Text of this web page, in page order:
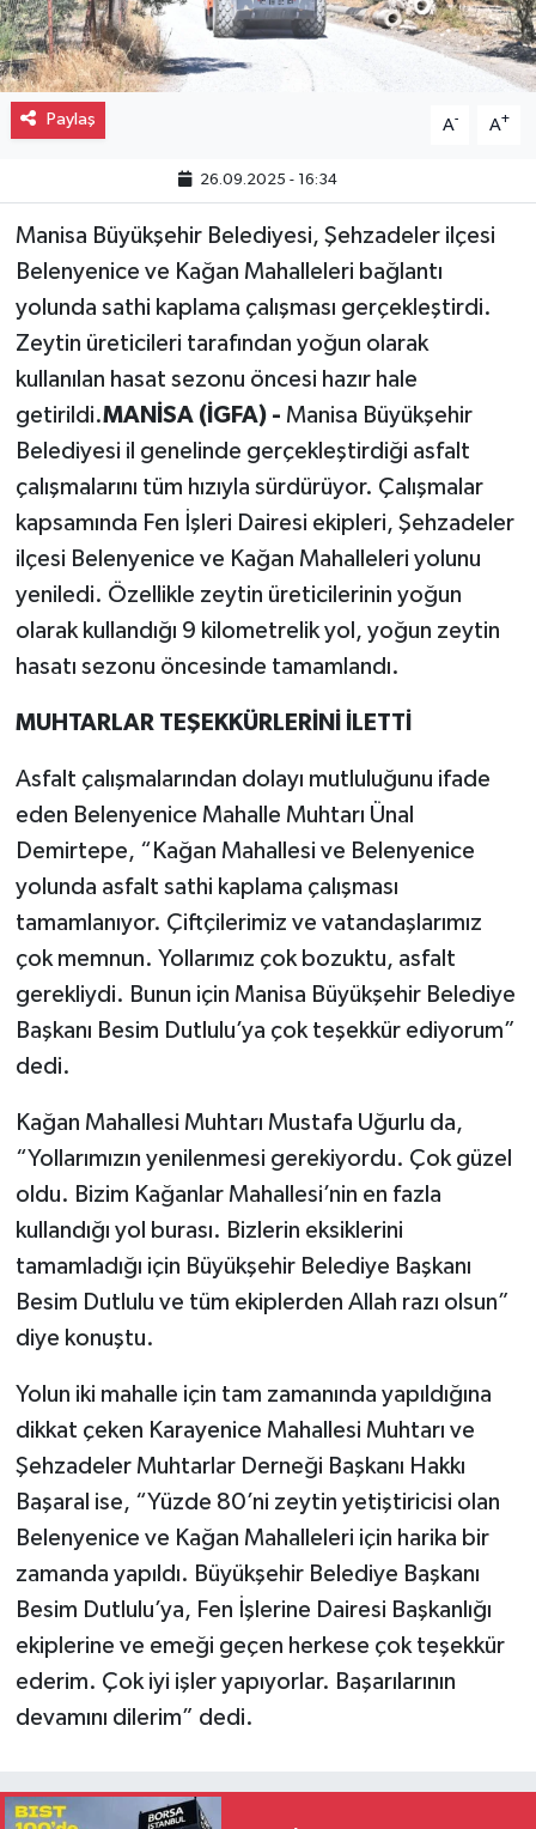
Paylaş A- A+
26.09.2025 - 16:34
Manisa Büyükşehir Belediyesi, Şehzadeler ilçesi
Belenyenice ve Kağan Mahalleleri bağlantı
yolunda sathi kaplama çalışması gerçekleştirdi.
Zeytin üreticileri tarafından yoğun olarak
kullanılan hasat sezonu öncesi hazır hale
getirildi.MANİSA (İGFA) - Manisa Büyükşehir
Belediyesi il genelinde gerçekleştirdiği asfalt
çalışmalarını tüm hızıyla sürdürüyor. Çalışmalar
kapsamında Fen İşleri Dairesi ekipleri, Şehzadeler
ilçesi Belenyenice ve Kağan Mahalleleri yolunu
yeniledi. Özellikle zeytin üreticilerinin yoğun
olarak kullandığı 9 kilometrelik yol, yoğun zeytin
hasatı sezonu öncesinde tamamlandı.
MUHTARLAR TEŞEKKÜRLERİNİ İLETTİ
Asfalt çalışmalarından dolayı mutluluğunu ifade
eden Belenyenice Mahalle Muhtarı Ünal
Demirtepe, “Kağan Mahallesi ve Belenyenice
yolunda asfalt sathi kaplama çalışması
tamamlanıyor. Çiftçilerimiz ve vatandaşlarımız
çok memnun. Yollarımız çok bozuktu, asfalt
gerekliydi. Bunun için Manisa Büyükşehir Belediye
Başkanı Besim Dutlulu’ya çok teşekkür ediyorum”
dedi.
Kağan Mahallesi Muhtarı Mustafa Uğurlu da,
“Yollarımızın yenilenmesi gerekiyordu. Çok güzel
oldu. Bizim Kağanlar Mahallesi’nin en fazla
kullandığı yol burası. Bizlerin eksiklerini
tamamladığı için Büyükşehir Belediye Başkanı
Besim Dutlulu ve tüm ekiplerden Allah razı olsun”
diye konuştu.
Yolun iki mahalle için tam zamanında yapıldığına
dikkat çeken Karayenice Mahallesi Muhtarı ve
Şehzadeler Muhtarlar Derneği Başkanı Hakkı
Başaral ise, “Yüzde 80’ni zeytin yetiştiricisi olan
Belenyenice ve Kağan Mahalleleri için harika bir
zamanda yapıldı. Büyükşehir Belediye Başkanı
Besim Dutlulu’ya, Fen İşlerine Dairesi Başkanlığı
ekiplerine ve emeği geçen herkese çok teşekkür
ederim. Çok iyi işler yapıyorlar. Başarılarının
devamını dilerim” dedi.
Gayrimenkul
Spor